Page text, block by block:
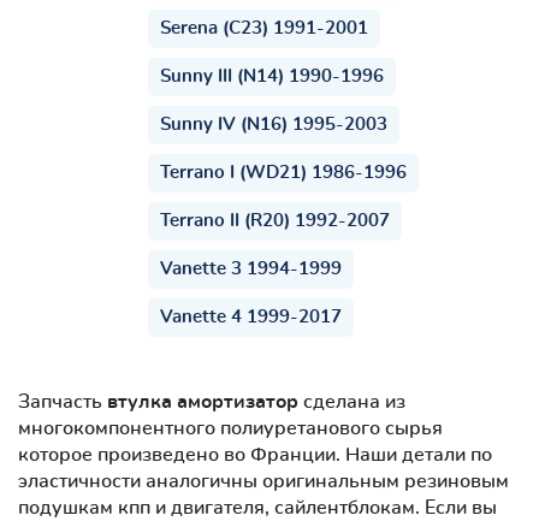
Serena (C23) 1991-2001
Sunny III (N14) 1990-1996
Sunny IV (N16) 1995-2003
Terrano I (WD21) 1986-1996
Terrano II (R20) 1992-2007
Vanette 3 1994-1999
Vanette 4 1999-2017
Запчасть втулка амортизатор сделана из
многокомпонентного полиуретанового сырья
которое произведено во Франции. Наши детали по
эластичности аналогичны оригинальным резиновым
подушкам кпп и двигателя, сайлентблокам. Если вы